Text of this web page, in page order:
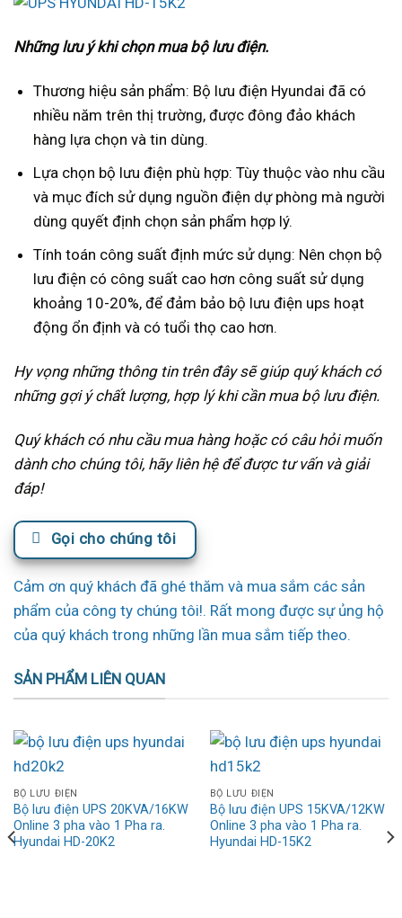
Những lưu ý khi chọn mua bộ lưu điện.
Thương hiệu sản phẩm: Bộ lưu điện Hyundai đã có
nhiều năm trên thị trường, được đông đảo khách
hàng lựa chọn và tin dùng.
Lựa chọn bộ lưu điện phù hợp: Tùy thuộc vào nhu cầu
và mục đích sử dụng nguồn điện dự phòng mà người
dùng quyết định chọn sản phẩm hợp lý.
Tính toán công suất định mức sử dụng: Nên chọn bộ
lưu điện có công suất cao hơn công suất sử dụng
khoảng 10-20%, để đảm bảo bộ lưu điện ups hoạt
động ổn định và có tuổi thọ cao hơn.
Hy vọng những thông tin trên đây sẽ giúp quý khách có
những gợi ý chất lượng, hợp lý khi cần mua bộ lưu điện.
Quý khách có nhu cầu mua hàng hoặc có câu hỏi muốn
dành cho chúng tôi, hãy liên hệ để được tư vấn và giải
đáp!
Gọi cho chúng tôi
Cảm ơn quý khách đã ghé thăm và mua sắm các sản
phẩm của công ty chúng tôi!. Rất mong được sự ủng hộ
của quý khách trong những lần mua sắm tiếp theo.
SẢN PHẨM LIÊN QUAN
BỘ LƯU ĐIỆN
Bộ lưu điện UPS 20KVA/16KW
Online 3 pha vào 1 Pha ra.
Hyundai HD-20K2
BỘ LƯU ĐIỆN
Bộ lưu điện UPS 15KVA/12KW
Online 3 pha vào 1 Pha ra.
Hyundai HD-15K2